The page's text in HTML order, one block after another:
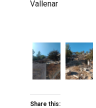
Vallenar
Share this: